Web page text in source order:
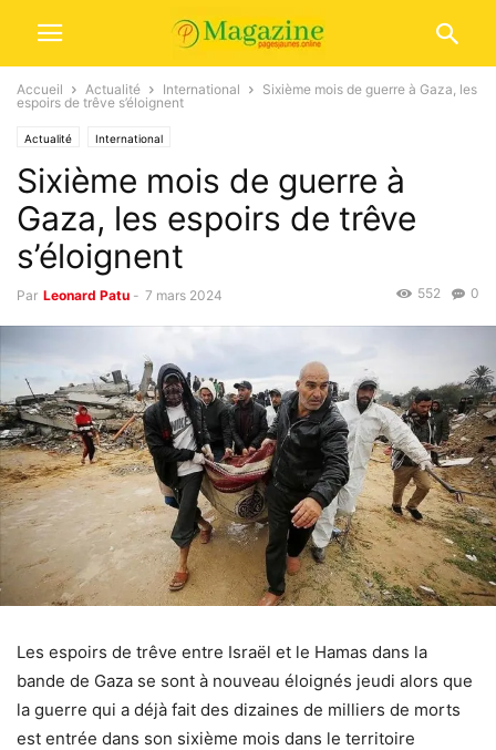
Accueil Actualité International
Sixième mois de guerre à Gaza, les
espoirs de trêve s’éloignent
Actualité International
Sixième mois de guerre à
Gaza, les espoirs de trêve
s’éloignent
Par Leonard Patu - 7 mars 2024 0
552
Les espoirs de trêve entre Israël et le Hamas dans la
bande de Gaza se sont à nouveau éloignés jeudi alors que
la guerre qui a déjà fait des dizaines de milliers de morts
est entrée dans son sixième mois dans le territoire